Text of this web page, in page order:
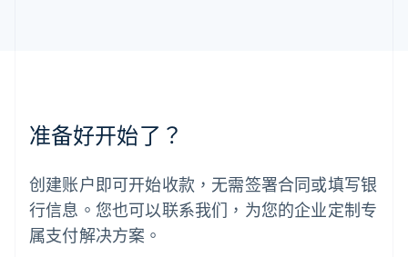
准备好开始了？
创建账户即可开始收款，无需签署合同或填写银
行信息。您也可以联系我们，为您的企业定制专
属支付解决方案。
挪威
葡萄牙
Português English
日本
日本語English
瑞典